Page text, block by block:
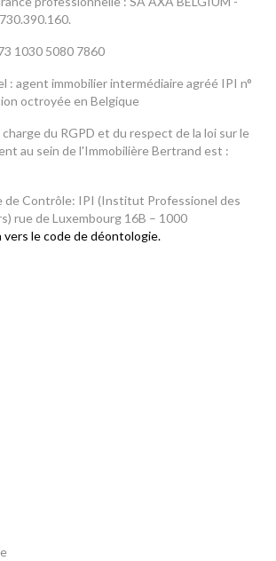
1030 5080 7860
: agent immobilier intermédiaire agréé IPI n°
octroyée en Belgique
du RGPD et du respect de la loi sur le
au sein de l'Immobilière Bertrand est :
de Contrôle: IPI (Institut Professionel des
rue de Luxembourg 16B – 1000
vers le code de déontologie.